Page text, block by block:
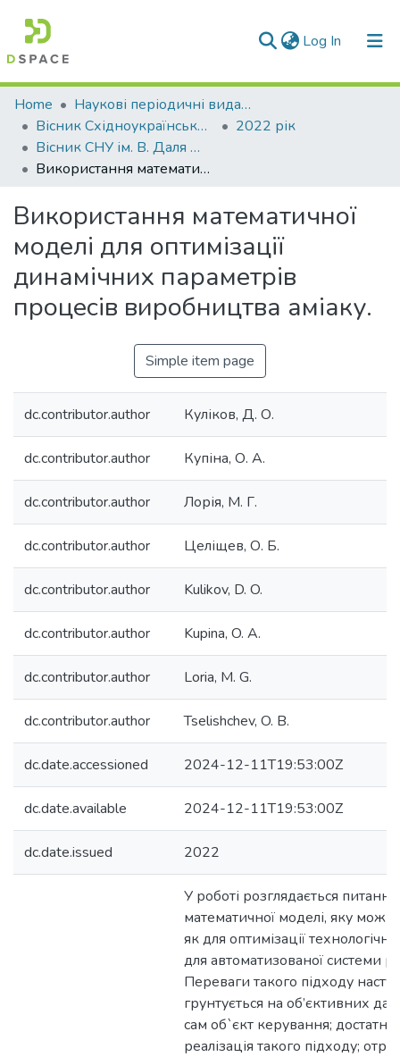
Log In (current)
Communities & Collections
All of DSpace
Statistics
Home
Наукові періодичні видання СНУ ім. В. Даля
Вісник Східноукраїнського національного університету імені В. Даля
2022 рік
Вісник СНУ ім. В. Даля № 2(272)
Використання математичної моделі для оптимізації динамічних параметрів процесів виробництва аміаку.
Використання математичної
моделі для оптимізації
динамічних параметрів
процесів виробництва аміаку.
Simple item page
dc.contributor.author Куліков, Д. О.
dc.contributor.author Купіна, О. А.
dc.contributor.author Лорія, М. Г.
dc.contributor.author Целіщев, О. Б.
dc.contributor.author Kulikov, D. O.
dc.contributor.author Kupina, O. A.
dc.contributor.author Loria, M. G.
dc.contributor.author Tselishchev, O. B.
dc.date.accessioned 2024-12-11T19:53:00Z
dc.date.available 2024-12-11T19:53:00Z
dc.date.issued 2022
У роботі розглядається
математичної моделі, яку
як для оптимізації
для автоматизованої системи
Переваги такого підходу
грунтується на об’єктивних
сам об`єкт керування;
реалізація такого підходу;